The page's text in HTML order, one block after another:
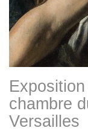
chambre
Versailles